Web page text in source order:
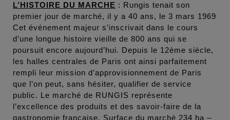
L’HISTOIRE DU MARCHE : Rungis tenait son
premier jour de marché, il y a 40 ans, le 3 mars 1969
Cet événement majeur s’inscrivait dans le cours
d’une longue histoire vieille de 800 ans qui se
poursuit encore aujourd’hui. Depuis le 12ème siècle,
les halles centrales de Paris ont ainsi parfaitement
rempli leur mission d’approvisionnement de Paris
que l’on peut, sans hésiter, qualifier de service
public. Le marché de RUNGIS représente
l’excellence des produits et des savoir-faire de la
gastronomie française. Surface du marché 234 ha –